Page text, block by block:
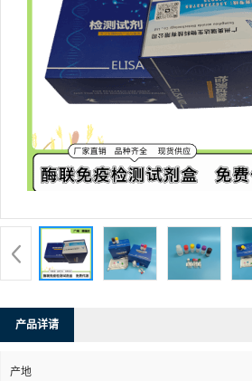
产品详请
产地